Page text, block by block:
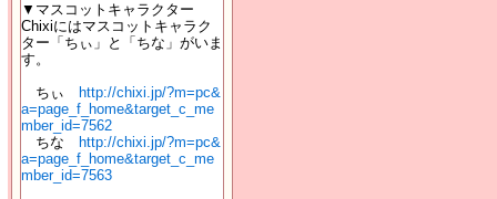
▼マスコットキャラクター
Chixiにはマスコットキャラク
ター「ちぃ」と「ちな」がいま
す。
ちぃ
http://chixi.jp/?m=pc&
a=page_f_home&target_c_me
mber_id=7562
ちな
http://chixi.jp/?m=pc&
a=page_f_home&target_c_me
mber_id=7563